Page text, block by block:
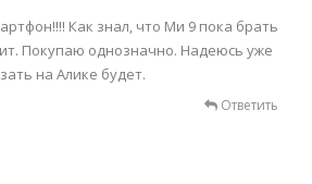
Как знал, что Ми 9 пока брать
Покупаю однозначно. Надеюсь уже
на Алике будет.
Ответить